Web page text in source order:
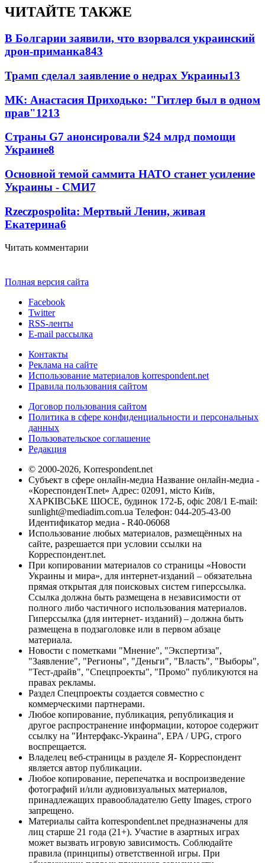
ЧИТАЙТЕ ТАКЖЕ
В Болгарии заявили, что взорвался украинский
дрон-приманка843
Трамп сделал заявление о недрах Украины13
МК: Анастасия Приходько: "Гитлер был в одном
прав"1213
Страны G7 анонсировали $24 млрд помощи
Украине8
Основной темой саммита НАТО станет усиление
Украины - СМИ7
Rzeczpospolita: Мертвый Ленин, живая
Екатерина6
Читать комментарии
Полная версия сайта
Facebook
Twitter
RSS-ленты
E-mail рассылка
Контакты
Реклама на сайте
Использование материалов korrespondent.net
Правила пользования сайтом
Договор пользования сайтом
Политика в сфере конфиденциальности и персональных
данных
Пользовательское соглашение
Редакция
© 2000-2026, Korrespondent.net
Субъект в сфере онлайн-медиа Название онлайн-медиа -
«КореспонденТ.net» Адрес: 02091, місто Київ,
ХАРКІВСЬКЕ ШОСЕ, будинок 172-Б, офіс 208/1 E-mail:
sunlight@mediadim.com.ua Телефон: 044-205-43-00
Идентификатор медиа - R40-06068
Использование любых материалов, размещённых на
сайте, разрешается при условии ссылки на
Корреспондент.net.
При копировании материалов со страницы «Новости
Украины и мира», для интернет-изданий – обязательна
прямая открытая для поисковых систем гиперссылка.
Ссылка должна быть размещена в независимости от
полного либо частичного использования материалов.
Гиперссылка (для интернет- изданий) – должна быть
размещена в подзаголовке или в первом абзаце
материала.
Новости с пометками "Мнение", "Экспертиза",
"Заявление", "Регионы", "Деньги", "Власть", "Выборы",
"Тест-драйв", "Спецпроекты", "Промо" публикуются на
правах рекламы.
Раздел Спецпроекты создается совместно с
коммерческими партнерами.
Любое копирование, публикация, републикация и
другое распространение информации, которое содержит
ссылку на "Интерфакс-Украина", EPA / UPG, строго
воспрещается.
Владелец веб-страницы в разделе Я- Корреспондент
является автор публикации.
Любое копирование, перепечатка и воспроизведение
фотографий и/или аудиовизуальных материалов,
принадлежащих правообладателю Getty Images, строго
запрещено.
Материалы сайта korrespondent.net предназначены для
лиц старше 21 года (21+). Участие в азартных играх
может вызвать игровую зависимость. Соблюдайте
правила (принципы) ответственной игры. При